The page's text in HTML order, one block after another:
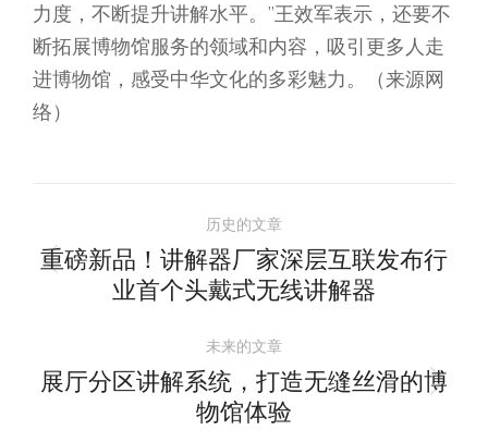
力度，不断提升讲解水平。”王效军表示，还要不
断拓展博物馆服务的领域和内容，吸引更多人走
进博物馆，感受中华文化的多彩魅力。（来源网
络）
章
航
历史的文章
历
史
的
文
章：
重磅新品！讲解器厂家深层互联发布行
业首个头戴式无线讲解器
未来的文章
未
来
展厅分区讲解系统，打造无缝丝滑的博
物馆体验